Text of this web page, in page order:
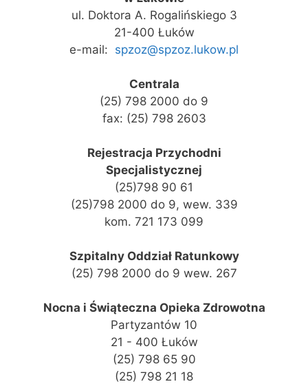
ul. Doktora A. Rogalińskiego 3
21-400 Łuków
e-mail: spzoz@spzoz.lukow.pl
Centrala
(25) 798 2000 do 9
fax: (25) 798 2603
Rejestracja Przychodni
Specjalistycznej
(25)798 90 61
(25)798 2000 do 9, wew. 339
kom. 721 173 099
Szpitalny Oddział Ratunkowy
(25) 798 2000 do 9 wew. 267
Nocna i Świąteczna Opieka Zdrowotna
Partyzantów 10
21 - 400 Łuków
(25) 798 65 90
(25) 798 21 18